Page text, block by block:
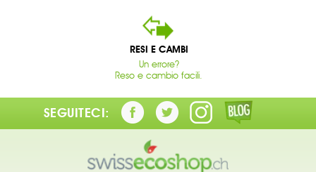
RESI E CAMBI
Un errore?
Reso e cambio facili.
SEGUITECI: